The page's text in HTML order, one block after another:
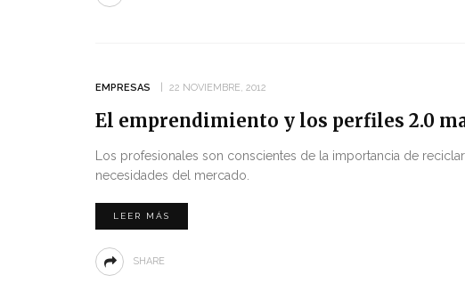
EMPRESAS 22 NOVIEMBRE, 2012
El emprendimiento y los perfiles 2.0
Los profesionales son conscientes de la importancia de
necesidades del mercado.
LEER MÁS
SHARE